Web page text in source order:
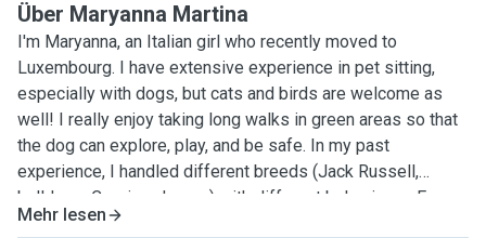
Über Maryanna Martina
I'm Maryanna, an Italian girl who recently moved to
Luxembourg. I have extensive experience in pet sitting,
especially with dogs, but cats and birds are welcome as
well! I really enjoy taking long walks in green areas so that
the dog can explore, play, and be safe. In my past
experience, I handled different breeds (Jack Russell,
bulldogs, Corsi, and more) with different behaviours. Every
dog has its personality, and I'm available to know what is
Mehr lesen